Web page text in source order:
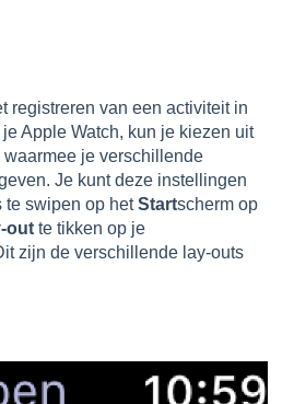
registreren van een activiteit in
Apple Watch, kun je kiezen uit
je verschillende
Je kunt deze instellingen
te swipen op hetStartscherm op
out te tikken op je
zijn de verschillende lay-outs